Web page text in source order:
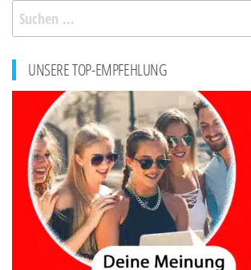
Suchen
nach:
UNSERE TOP-EMPFEHLUNG